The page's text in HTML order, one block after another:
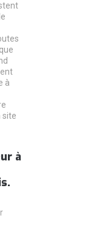
à
site
à